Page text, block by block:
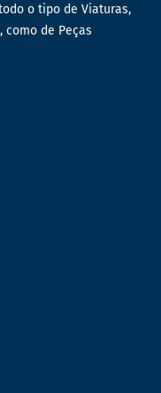
o tipo de Viaturas,
como de Peças